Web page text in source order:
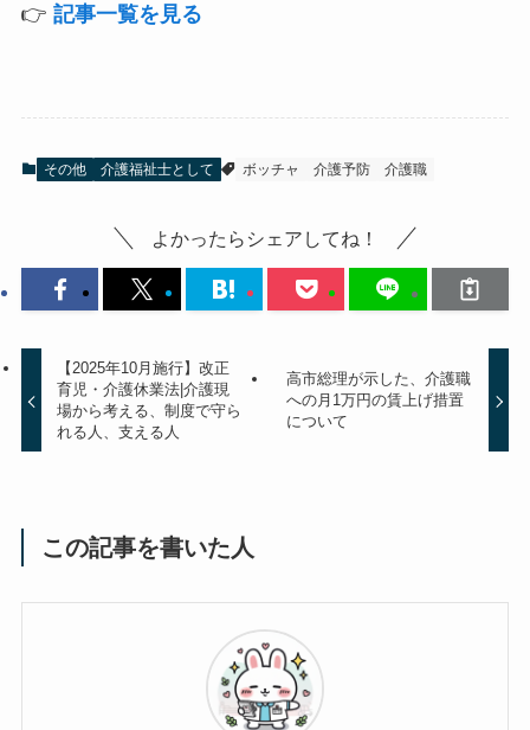
👉 記事一覧を見る
その他 介護福祉士として ボッチャ 介護予防 介護職
よかったらシェアしてね！
【2025年10月施行】改正
育児・介護休業法|介護現
場から考える、制度で守ら
れる人、支える人
高市総理が示した、介護職
への月1万円の賃上げ措置
について
この記事を書いた人